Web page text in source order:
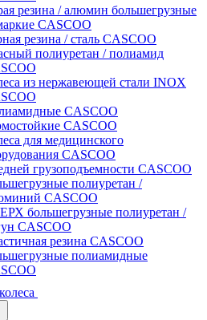
резина / алюмин большегрузные
CASCOO
резина / сталь CASCOO
полиуретан / полиамид
из нержавеющей стали INOX
CASCOO
CASCOO
для медицинского
CASCOO
грузоподъемности CASCOO
полиуретан /
CASCOO
большегрузные полиуретан /
CASCOO
резина CASCOO
полиамидные